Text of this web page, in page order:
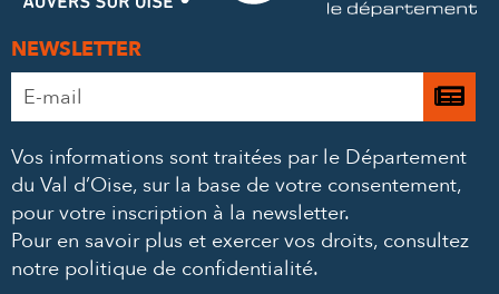
NEWSLETTER
Adresse
e-
*
Je
à
Vos informations sont traitées par le Département
du Val d’Oise, sur la base de votre consentement,
pour votre inscription à la newsletter.
Pour en savoir plus et exercer vos droits, consultez
notre politique de confidentialité.